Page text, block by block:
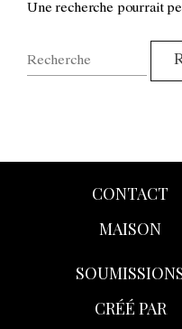
Une recherche pourrait
CONTACT
MAISON
CRÉÉ PAR